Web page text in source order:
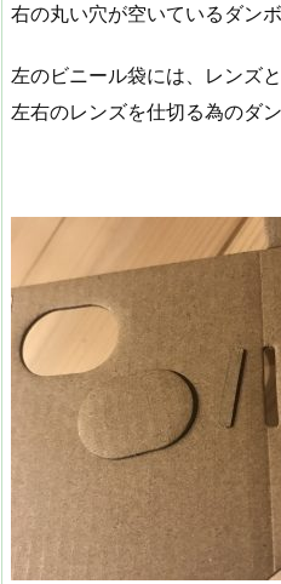
右の丸い穴が空いているダン
左のビニール袋には、レンズ
左右のレンズを仕切る為のダン